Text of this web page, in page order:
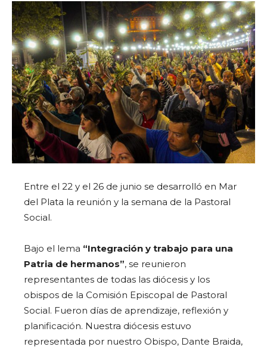
Entre el 22 y el 26 de junio se desarrolló en Mar
del Plata la reunión y la semana de la Pastoral
Social.
Bajo el lema “Integración y trabajo para una
Patria de hermanos”, se reunieron
representantes de todas las diócesis y los
obispos de la Comisión Episcopal de Pastoral
Social. Fueron días de aprendizaje, reflexión y
planificación. Nuestra diócesis estuvo
representada por nuestro Obispo, Dante Braida,